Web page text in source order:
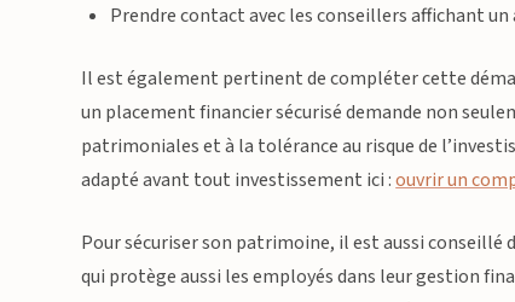
Prendre contact avec les conseillers affichant
Il est également pertinent de compléter cette
un placement financier sécurisé demande non
patrimoniales et à la tolérance au risque de
adapté avant tout investissement ici :ouvrir un
Pour sécuriser son patrimoine, il est aussi
qui protège aussi les employés dans leur gestion